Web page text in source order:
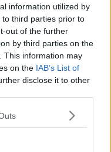
information utilized by
third parties prior to
out of the further
by third parties on the
This information may
on the IAB’s List of
disclose it to other